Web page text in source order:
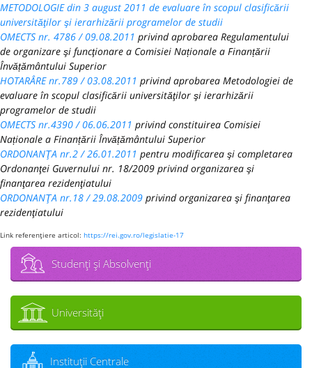
METODOLOGIE din 3 august 2011 de evaluare în scopul clasificării
universităţilor şi ierarhizării programelor de studii
OMECTS nr. 4786 / 09.08.2011 privind aprobarea Regulamentului
de organizare şi funcţionare a Comisiei Naționale a Finanțării
Învățământului Superior
HOTARÂRE nr.789 / 03.08.2011 privind aprobarea Metodologiei de
evaluare în scopul clasificării universităţilor şi ierarhizării
programelor de studii
OMECTS nr.4390 / 06.06.2011 privind constituirea Comisiei
Naționale a Finanțării Învățământului Superior
ORDONANŢA nr.2 / 26.01.2011 pentru modificarea şi completarea
Ordonanţei Guvernului nr. 18/2009 privind organizarea şi
finanţarea rezidenţiatului
ORDONANŢA nr.18 / 29.08.2009 privind organizarea şi finanţarea
rezidenţiatului
Link referenţiere articol: https://rei.gov.ro/legislatie-17
Studenţi şi Absolvenţi
Universităţi
Instituţii Centrale